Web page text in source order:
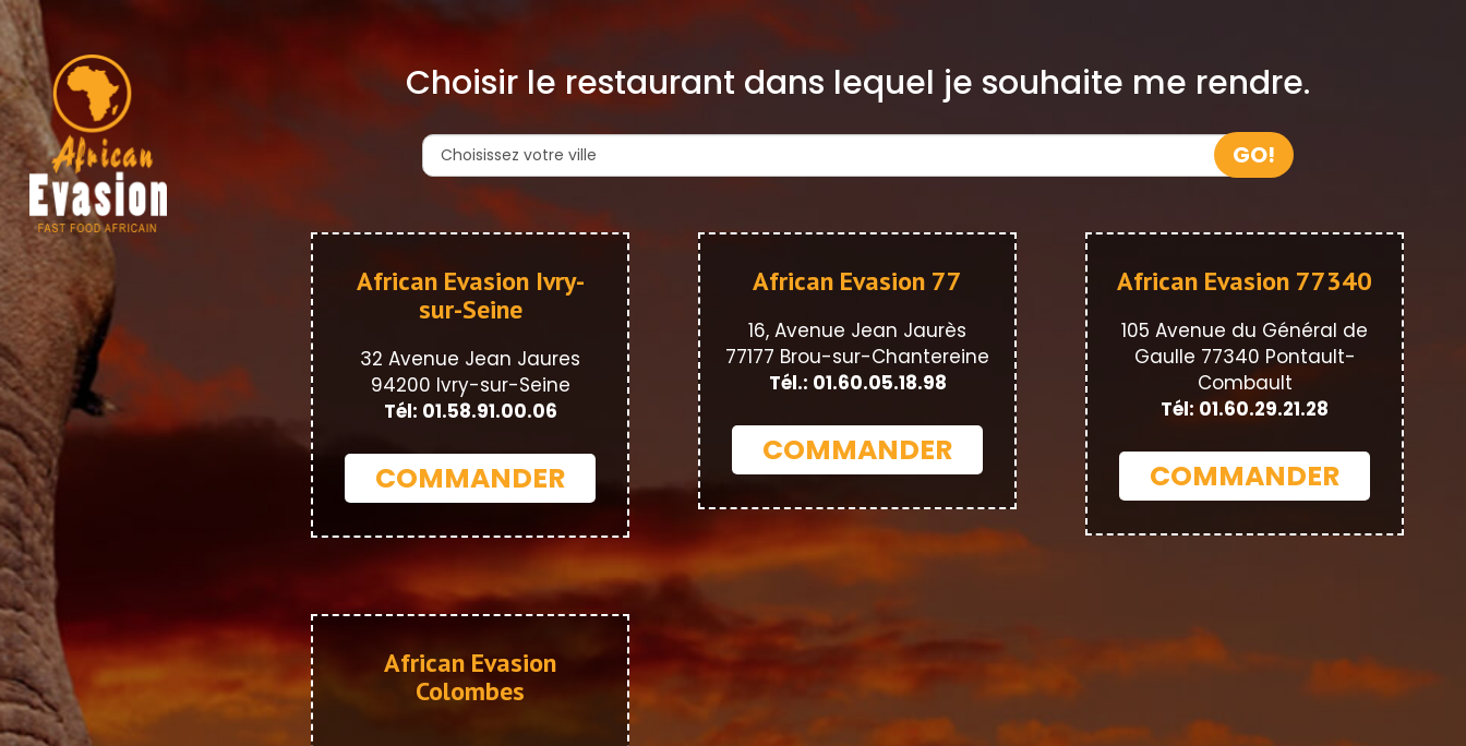
Choisir le restaurant dans lequel je souhaite me rendre.
GO!
African Evasion Ivry-
sur-Seine
32 Avenue Jean Jaures
94200 Ivry-sur-Seine
Tél: 01.58.91.00.06
COMMANDER
African Evasion 77
16, Avenue Jean Jaurès
77177 Brou-sur-Chantereine
Tél.: 01.60.05.18.98
COMMANDER
African Evasion 77340
105 Avenue du Général de
Gaulle 77340 Pontault-
Combault
Tél: 01.60.29.21.28
COMMANDER
African Evasion
Colombes